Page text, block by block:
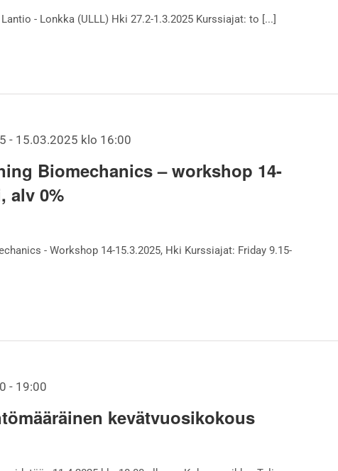
- Lonkka (ULLL) Hki 27.2-1.3.2025 Kurssiajat: to [...]
Biomechanics – workshop 14-
alv 0%
- 15.03.2025 klo 16:00
- Workshop 14-15.3.2025, Hki Kurssiajat: Friday 9.15-
kevätvuosikokous
- 19:00